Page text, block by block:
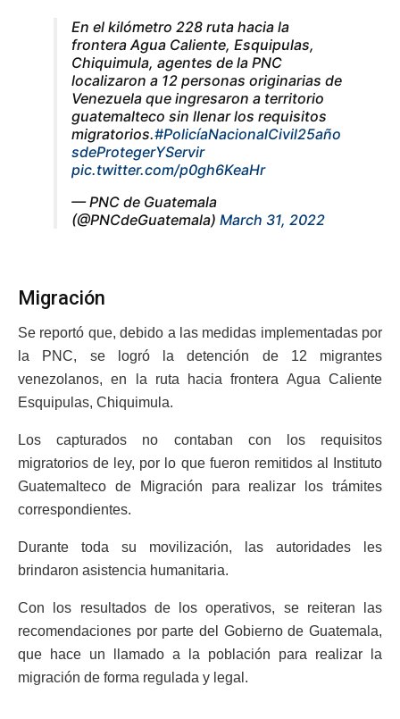
En el kilómetro 228 ruta hacia la
frontera Agua Caliente, Esquipulas,
Chiquimula, agentes de la PNC
localizaron a 12 personas originarias de
Venezuela que ingresaron a territorio
guatemalteco sin llenar los requisitos
migratorios.#PolicíaNacionalCivil25año
sdeProtegerYServir
pic.twitter.com/p0gh6KeaHr
— PNC de Guatemala
(@PNCdeGuatemala) March 31, 2022
Migración
Se reportó que, debido a las medidas implementadas por
la PNC, se logró la detención de 12 migrantes
venezolanos, en la ruta hacia frontera Agua Caliente
Esquipulas, Chiquimula.
Los capturados no contaban con los requisitos
migratorios de ley, por lo que fueron remitidos al Instituto
Guatemalteco de Migración para realizar los trámites
correspondientes.
Durante toda su movilización, las autoridades les
brindaron asistencia humanitaria.
Con los resultados de los operativos, se reiteran las
recomendaciones por parte del Gobierno de Guatemala,
que hace un llamado a la población para realizar la
migración de forma regulada y legal.